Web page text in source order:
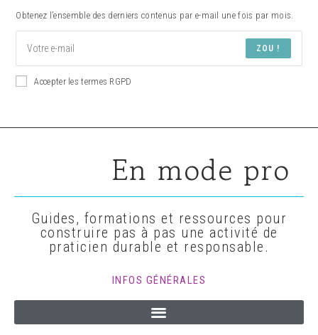
Obtenez l’ensemble des derniers contenus par e-mail une fois par mois.
ZOU !
Accepter les termes RGPD
En mode pro
Guides, formations et ressources pour
construire pas à pas une activité de
praticien durable et responsable.
INFOS GÉNÉRALES